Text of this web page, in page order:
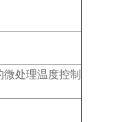
处理温度控制